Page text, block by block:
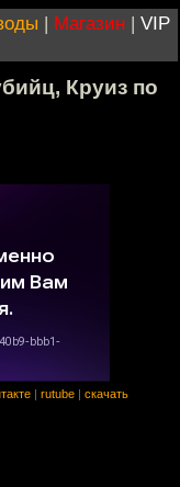
| Магазин | VIP
Круиз по
rutube скачать